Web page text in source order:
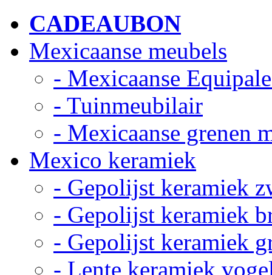
CADEAUBON
Mexicaanse meubels
- Mexicaanse
- Tuinmeubilair
- Mexicaanse grenen
Mexico keramiek
- Gepolijst keramiek
- Gepolijst keramiek
- Gepolijst keramiek
- Lente keramiek